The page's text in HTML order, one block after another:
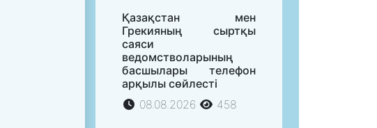
Қазақстан мен
Грекияның сыртқы
саяси
ведомстволарының
басшылары телефон
арқылы сөйлесті
08.08.2026
458